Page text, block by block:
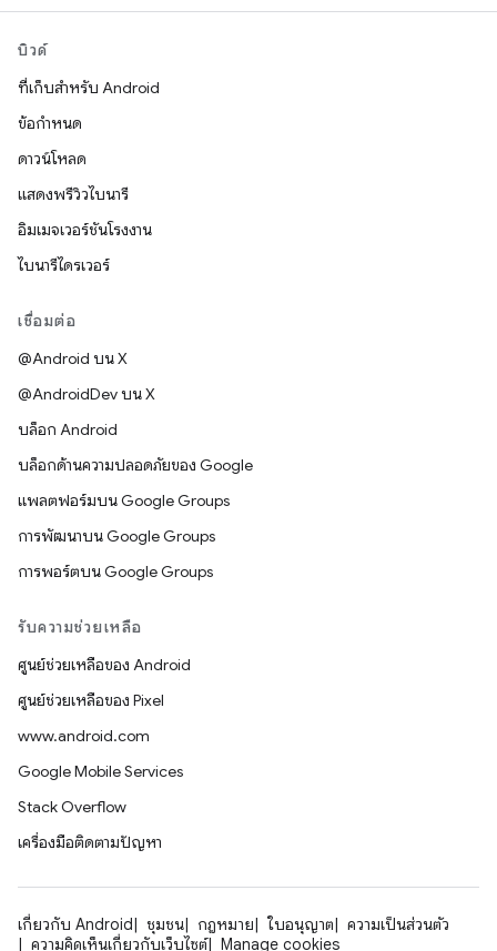
บิวด์
ที่เก็บสำหรับ Android
ข้อกำหนด
ดาวน์โหลด
แสดงพรีวิวไบนารี
อิมเมจเวอร์ชันโรงงาน
ไบนารีไดรเวอร์
เชื่อมต่อ
@Android บน X
@AndroidDev บน X
บล็อก Android
บล็อกด้านความปลอดภัยของ Google
แพลตฟอร์มบน Google Groups
การพัฒนาบน Google Groups
การพอร์ตบน Google Groups
รับความช่วยเหลือ
ศูนย์ช่วยเหลือของ Android
ศูนย์ช่วยเหลือของ Pixel
www.android.com
Google Mobile Services
Stack Overflow
เครื่องมือติดตามปัญหา
เกี่ยวกับ Android ชุมชน กฎหมาย ใบอนุญาต
ความเป็นส่วนตัว
ความคิดเห็นเกี่ยวกับเว็บไซต์
Manage cookies